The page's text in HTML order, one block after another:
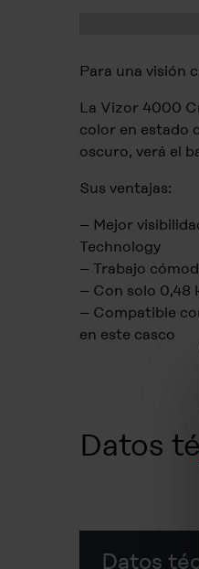
Para una visión
La Vizor 4000
color en estado
oscuro, verá el
Sus ventajas:
– Mejor
Technology
– Trabajo
– Con solo 0,48
– Compatible
en este casco
Datos
Datos